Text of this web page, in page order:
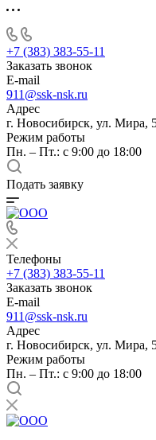
+7 (383) 383-55-11
Заказать звонок
E-mail
911@ssk-nsk.ru
Адрес
г. Новосибирск, ул. Мира,
Режим работы
Пн. – Пт.: с 9:00 до 18:00
Подать заявку
Телефоны
+7 (383) 383-55-11
Заказать звонок
E-mail
911@ssk-nsk.ru
Адрес
г. Новосибирск, ул. Мира,
Режим работы
Пн. – Пт.: с 9:00 до 18:00